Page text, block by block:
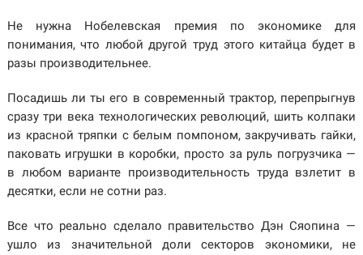
Не нужна Нобелевская премия по экономике для
понимания, что любой другой труд этого китайца будет в
разы производительнее.
Посадишь ли ты его в современный трактор, перепрыгнув
сразу три века технологических революций, шить колпаки
из красной тряпки с белым помпоном, закручивать гайки,
паковать игрушки в коробки, просто за руль погрузчика —
в любом варианте производительность труда взлетит в
десятки, если не сотни раз.
Все что реально сделало правительство Дэн Сяопина —
ушло из значительной доли секторов экономики, не